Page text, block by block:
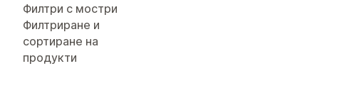
Филтри с мостри
Филтриране и
сортиране на
продукти